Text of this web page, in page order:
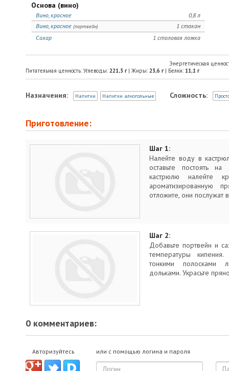
Основа (вино)
0,8 л
Вино, красное
1 стакан
Вино, красное (портвейн)
1 столовая ложка
Сахар
Энергетическая
Питательная ценность: Углеводы: 221,3 г| Жиры: 23,6 г| Белки: 11,1 г
Назначения: Напитки Напитки алкогольные Сложность:
Приготовление:
Шаг 1:
Налейте воду в
оставьте постоять
кастрюлю налейте
ароматизированную
отложите, они послужат
Шаг 2:
Добавьте портвейн и
температуры
тонкими полосками
дольками. Украсьте
0 комментариев:
Авторизуйтесь или с помощью логина и пароля